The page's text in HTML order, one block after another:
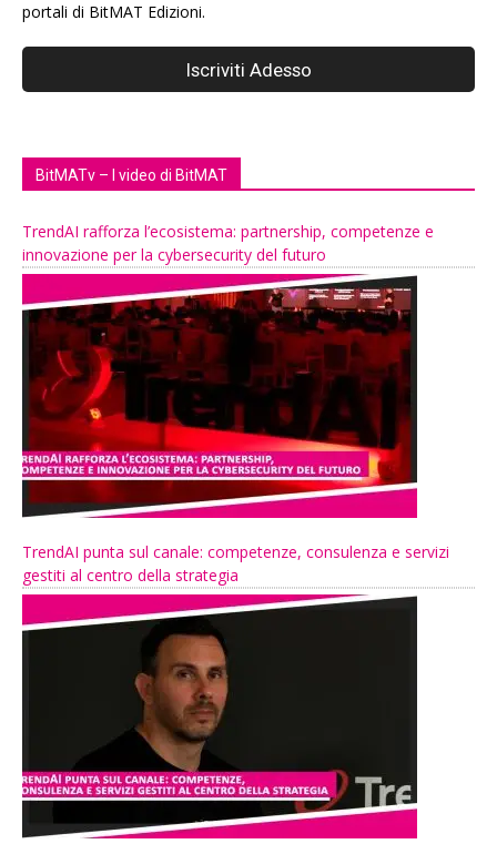
portali di BitMAT Edizioni.
BitMATv – I video di BitMAT
TrendAI rafforza l’ecosistema: partnership, competenze e
innovazione per la cybersecurity del futuro
TrendAI punta sul canale: competenze, consulenza e servizi
gestiti al centro della strategia